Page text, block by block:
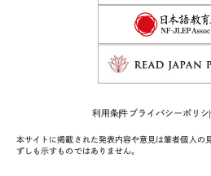
利用条件プライバシーポリシ
本サイトに掲載された発表内容や意見は筆者個人の
ずしも示すものではありません。